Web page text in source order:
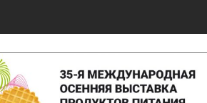
исследования